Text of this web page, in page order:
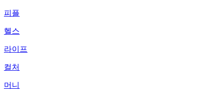
피플
헬스
라이프
컬처
머니